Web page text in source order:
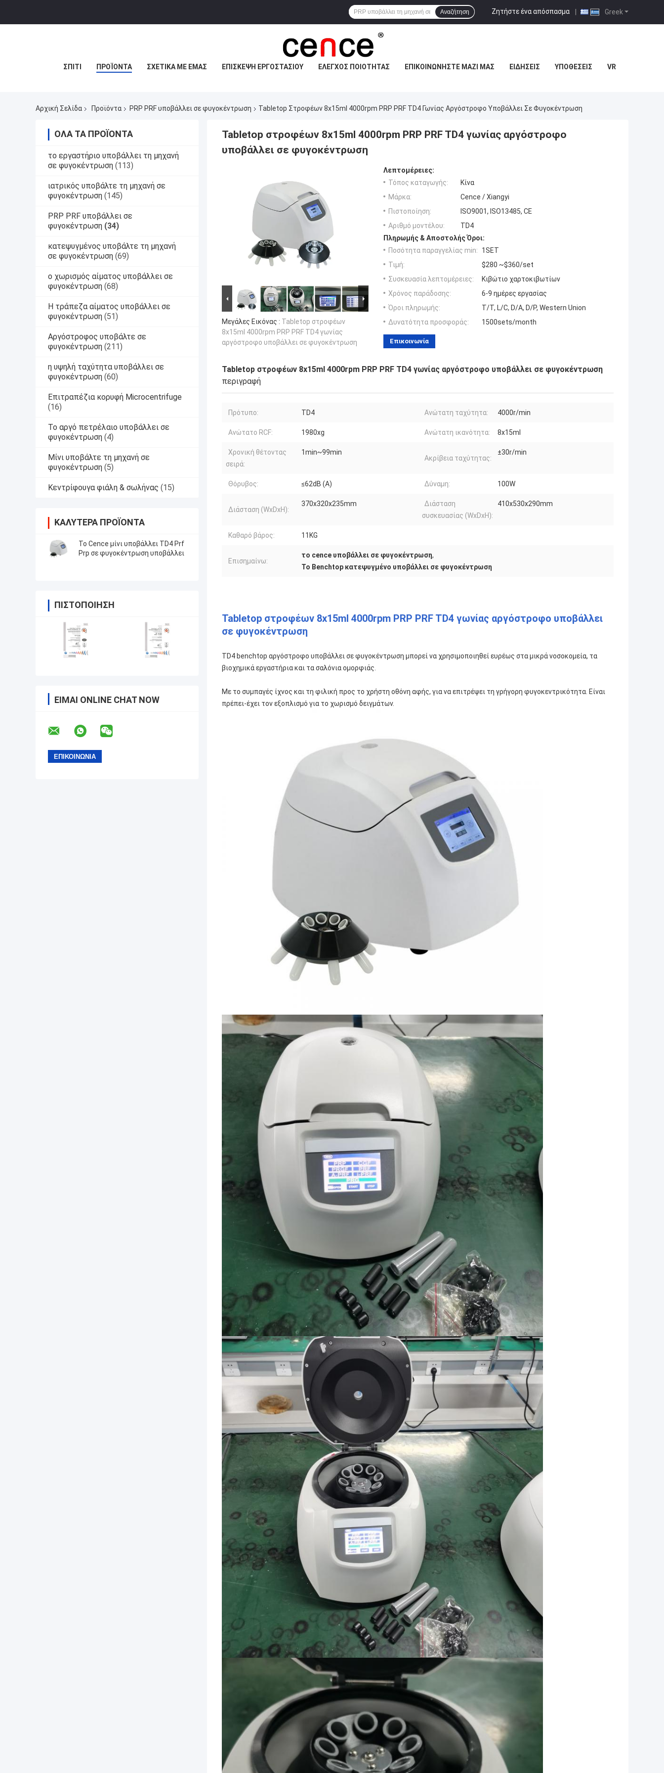
Greek
Ζητήστε ένα απόσπασμα |
Αναζήτηση
ΣΠΊΤΙ ΠΡΟΪΌΝΤΑ ΣΧΕΤΙΚΆ ΜΕ ΕΜΆΣ ΕΠΙΣΚΕΨΉ ΕΡΓΟΣΤΑΣΊΟΥ ΈΛΕΓΧΟΣ ΠΟΙΌΤΗΤΑΣ ΕΠΙΚΟΙΝΩΝΉΣΤΕ ΜΑΖΊ ΜΑΣ ΕΙΔΉΣΕΙΣ ΥΠΟΘΈΣΕΙΣ VR
Αρχική Σελίδα Προϊόντα PRP PRF υποβάλλει σε φυγοκέντρωση Tabletop Στροφέων 8x15ml 4000rpm PRP PRF TD4 Γωνίας Αργόστροφο Υποβάλλει Σε Φυγοκέντρωση
ΌΛΑ ΤΑ ΠΡΟΪΌΝΤΑ
το εργαστήριο υποβάλλει τη μηχανή
σε φυγοκέντρωση (113)
ιατρικός υποβάλτε τη μηχανή σε
φυγοκέντρωση (145)
PRP PRF υποβάλλει σε
φυγοκέντρωση (34)
κατεψυγμένος υποβάλτε τη μηχανή
σε φυγοκέντρωση (69)
ο χωρισμός αίματος υποβάλλει σε
φυγοκέντρωση (68)
Η τράπεζα αίματος υποβάλλει σε
φυγοκέντρωση (51)
Αργόστροφος υποβάλτε σε
φυγοκέντρωση (211)
η υψηλή ταχύτητα υποβάλλει σε
φυγοκέντρωση (60)
Επιτραπέζια κορυφή Microcentrifuge
(16)
Το αργό πετρέλαιο υποβάλλει σε
φυγοκέντρωση (4)
Μίνι υποβάλτε τη μηχανή σε
φυγοκέντρωση (5)
Κεντρίφουγα φιάλη & σωλήνας (15)
ΚΑΛΎΤΕΡΑ ΠΡΟΪΌΝΤΑ
Το Cence μίνι υποβάλλει TD4 Prf
Prp σε φυγοκέντρωση υποβάλλει
ΠΙΣΤΟΠΟΊΗΣΗ
ΕΊΜΑΙ ONLINE CHAT NOW
Tabletop στροφέων 8x15ml 4000rpm PRP PRF TD4 γωνίας αργόστροφο
υποβάλλει σε φυγοκέντρωση
Μεγάλες Εικόνας : Tabletop στροφέων
8x15ml 4000rpm PRP PRF TD4 γωνίας
αργόστροφο υποβάλλει σε φυγοκέντρωση
Λεπτομέρειες:
Τόπος καταγωγής:
Κίνα
Μάρκα:
Cence / Xiangyi
Πιστοποίηση:
ISO9001, ISO13485, CE
Αριθμό μοντέλου:
TD4
Πληρωμής & Αποστολής Όροι:
Ποσότητα παραγγελίας min:
1SET
Τιμή:
$280 ~$360/set
Συσκευασία λεπτομέρειες:
Κιβώτιο χαρτοκιβωτίων
Χρόνος παράδοσης:
6-9 ημέρες εργασίας
Όροι πληρωμής:
T/T, L/C, D/A, D/P, Western Union
Δυνατότητα προσφοράς:
1500sets/month
Επικοινωνία
Tabletop στροφέων 8x15ml 4000rpm PRP PRF TD4 γωνίας αργόστροφο υποβάλλει σε φυγοκέντρωση
περιγραφή
Πρότυπο: TD4 Ανώτατη ταχύτητα: 4000r/min
Ανώτατο RCF: 1980xg Ανώτατη ικανότητα: 8x15ml
Χρονική θέτοντας
σειρά:
1min~99min
Ακρίβεια ταχύτητας:
±30r/min
Θόρυβος: ≤62dB (Α) Δύναμη: 100W
Διάσταση (WxDxH):
370x320x235mm
Διάσταση
συσκευασίας (WxDxH):
410x530x290mm
Καθαρό βάρος: 11KG
Επισημαίνω:
το cence υποβάλλει σε φυγοκέντρωση,
Το Benchtop κατεψυγμένο υποβάλλει σε φυγοκέντρωση
Tabletop στροφέων 8x15ml 4000rpm PRP PRF TD4 γωνίας αργόστροφο υποβάλλει
σε φυγοκέντρωση
TD4 benchtop αργόστροφο υποβάλλει σε φυγοκέντρωση μπορεί να χρησιμοποιηθεί ευρέως στα μικρά νοσοκομεία, τα
βιοχημικά εργαστήρια και τα σαλόνια ομορφιάς.
Με το συμπαγές ίχνος και τη φιλική προς το χρήστη οθόνη αφής, για να επιτρέψει τη γρήγορη φυγοκεντρικότητα. Είναι
πρέπει-έχει τον εξοπλισμό για το χωρισμό δειγμάτων.